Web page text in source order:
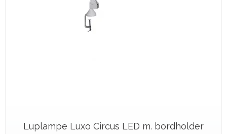
Luplampe Luxo Circus LED m. bordholder